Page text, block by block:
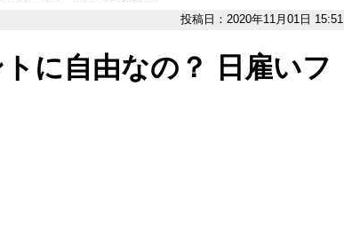
投稿日：2020年11月01日 15:51
に自由なの？ 日雇いフ